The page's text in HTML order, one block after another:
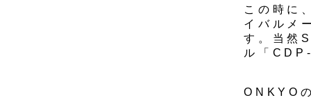
この時に
イバルメ
す。当然
ル「
ONKYO